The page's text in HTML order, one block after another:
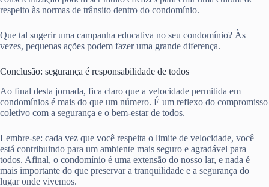
respeito às normas de trânsito dentro do condomínio.
Que tal sugerir uma campanha educativa no seu condomínio? Às
vezes, pequenas ações podem fazer uma grande diferença.
Conclusão: segurança é responsabilidade de todos
Ao final desta jornada, fica claro que a velocidade permitida em
condomínios é mais do que um número. É um reflexo do compromisso
coletivo com a segurança e o bem-estar de todos.
Lembre-se: cada vez que você respeita o limite de velocidade, você
está contribuindo para um ambiente mais seguro e agradável para
todos. Afinal, o condomínio é uma extensão do nosso lar, e nada é
mais importante do que preservar a tranquilidade e a segurança do
lugar onde vivemos.